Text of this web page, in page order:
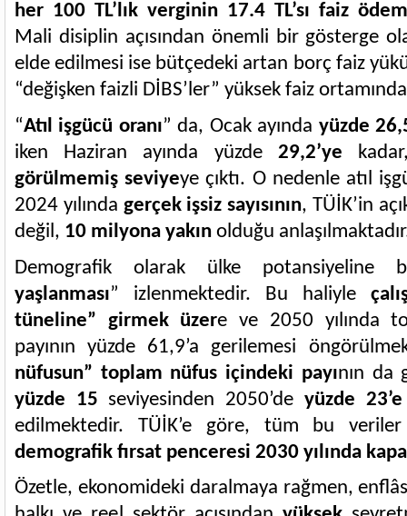
her 100 TL’lık verginin 17.4 TL’sı faiz
Mali disiplin açısından önemli bir gösterge
elde edilmesi ise bütçedeki artan borç faiz
“değişken faizli DİBS’ler” yüksek faiz
“Atıl işgücü oranı” da, Ocak ayında yüzde
iken Haziran ayında yüzde 29,2’ye
görülmemiş seviyeye çıktı. O nedenle atıl
2024 yılında gerçek işsiz sayısının, TÜİK’in
değil, 10 milyona yakın olduğu
Demografik olarak ülke potansiyeline
yaşlanması” izlenmektedir. Bu haliyle
tüneline” girmek üzere ve 2050 yılında
payının yüzde 61,9’a gerilemesi
nüfusun” toplam nüfus içindeki payının da
yüzde 15 seviyesinden 2050’de yüzde
edilmektedir. TÜİK’e göre, tüm bu veriler
demografik fırsat penceresi 2030 yılında
Özetle, ekonomideki daralmaya rağmen,